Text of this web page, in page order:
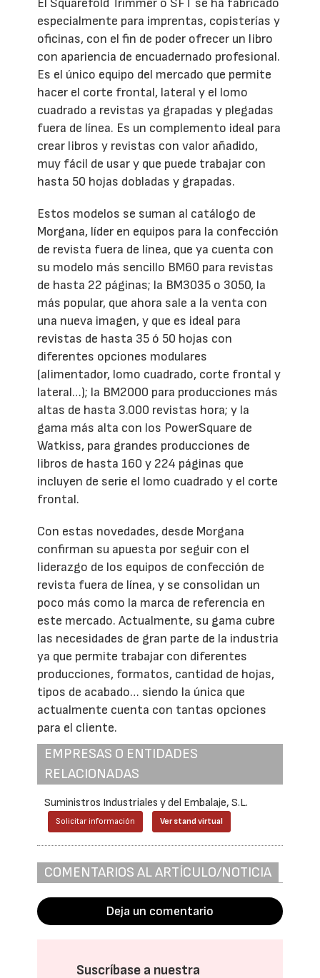
El Squarefold Trimmer o SFT se ha fabricado
especialmente para imprentas, copisterías y
oficinas, con el fin de poder ofrecer un libro
con apariencia de encuadernado profesional.
Es el único equipo del mercado que permite
hacer el corte frontal, lateral y el lomo
cuadrado a revistas ya grapadas y plegadas
fuera de línea. Es un complemento ideal para
crear libros y revistas con valor añadido,
muy fácil de usar y que puede trabajar con
hasta 50 hojas dobladas y grapadas.
Estos modelos se suman al catálogo de
Morgana, líder en equipos para la confección
de revista fuera de línea, que ya cuenta con
su modelo más sencillo BM60 para revistas
de hasta 22 páginas; la BM3035 o 3050, la
más popular, que ahora sale a la venta con
una nueva imagen, y que es ideal para
revistas de hasta 35 ó 50 hojas con
diferentes opciones modulares
(alimentador, lomo cuadrado, corte frontal y
lateral…); la BM2000 para producciones más
altas de hasta 3.000 revistas hora; y la
gama más alta con los PowerSquare de
Watkiss, para grandes producciones de
libros de hasta 160 y 224 páginas que
incluyen de serie el lomo cuadrado y el corte
frontal.
Con estas novedades, desde Morgana
confirman su apuesta por seguir con el
liderazgo de los equipos de confección de
revista fuera de línea, y se consolidan un
poco más como la marca de referencia en
este mercado. Actualmente, su gama cubre
las necesidades de gran parte de la industria
ya que permite trabajar con diferentes
producciones, formatos, cantidad de hojas,
tipos de acabado… siendo la única que
actualmente cuenta con tantas opciones
para el cliente.
EMPRESAS O ENTIDADES
RELACIONADAS
Suministros Industriales y del Embalaje, S.L.
Solicitar información Ver stand virtual
COMENTARIOS AL ARTÍCULO/NOTICIA
Deja un comentario
Suscríbase a nuestra